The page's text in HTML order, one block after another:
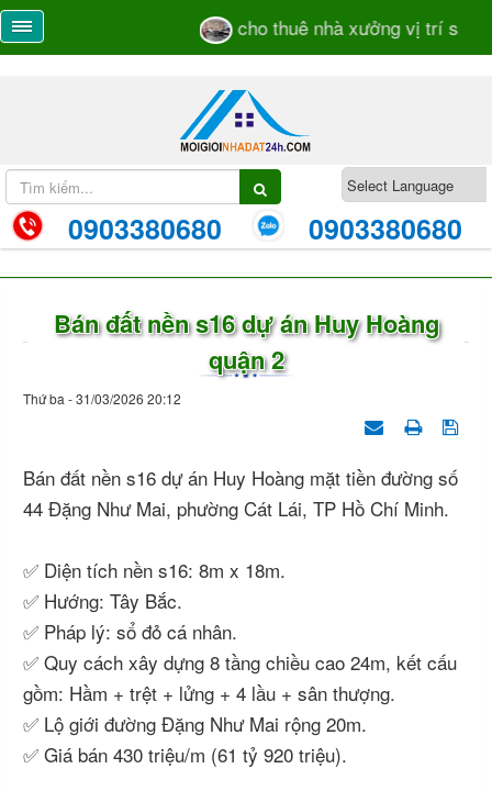
cho thuê nhà xưởng vị trí sát
0903380680 0903380680
Bán đất nền s16 dự án Huy Hoàng
quận 2
Thứ ba - 31/03/2026 20:12
Bán đất nền s16 dự án Huy Hoàng mặt tiền đường số
44 Đặng Như Mai, phường Cát Lái, TP Hồ Chí Minh.
✅ Diện tích nền s16: 8m x 18m.
✅ Hướng: Tây Bắc.
✅ Pháp lý: sổ đỏ cá nhân.
✅ Quy cách xây dựng 8 tầng chiều cao 24m, kết cấu
gồm: Hầm + trệt + lửng + 4 lầu + sân thượng.
✅ Lộ giới đường Đặng Như Mai rộng 20m.
✅ Giá bán 430 triệu/m (61 tỷ 920 triệu).